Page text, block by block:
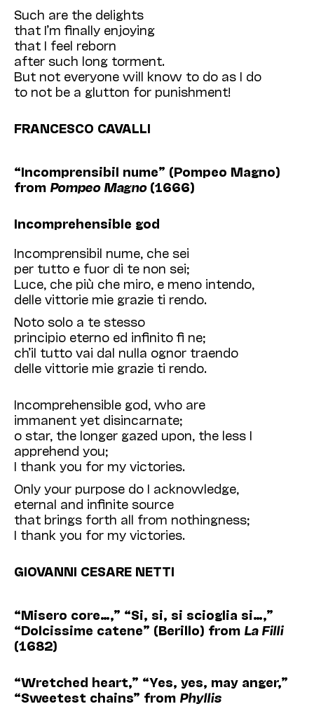
Such are the delights
that I’m finally enjoying
that I feel reborn
after such long torment.
But not everyone will know to do as I do
to not be a glutton for punishment!
FRANCESCO CAVALLI
“Incomprensibil nume” (Pompeo Magno)
from Pompeo Magno (1666)
Incomprehensible god
Incomprensibil nume, che sei
per tutto e fuor di te non sei;
Luce, che più che miro, e meno intendo,
delle vittorie mie grazie ti rendo.
Noto solo a te stesso
principio eterno ed inﬁnito ﬁ ne;
ch’il tutto vai dal nulla ognor traendo
delle vittorie mie grazie ti rendo.
Incomprehensible god, who are
immanent yet disincarnate;
o star, the longer gazed upon, the less I
apprehend you;
I thank you for my victories.
Only your purpose do I acknowledge,
eternal and infinite source
that brings forth all from nothingness;
I thank you for my victories.
GIOVANNI CESARE NETTI
“Misero core…,” “Si, si, si scioglia si…,”
“Dolcissime catene” (Berillo) from La Filli
(1682)
“Wretched heart,” “Yes, yes, may anger,”
“Sweetest chains” from Phyllis